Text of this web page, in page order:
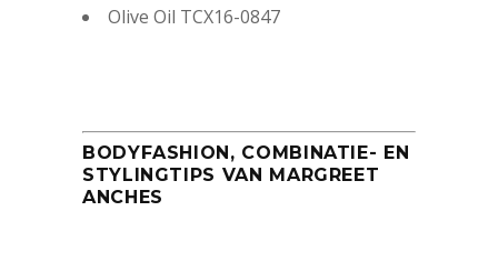
Olive Oil TCX16-0847
BODYFASHION, COMBINATIE- EN
STYLINGTIPS VAN MARGREET
ANCHES